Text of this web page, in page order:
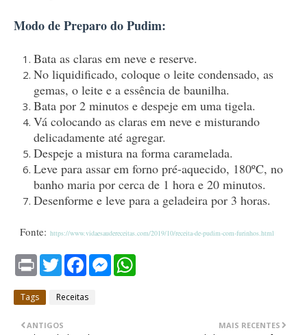
Modo de Preparo do Pudim:
Bata as claras em neve e reserve.
No liquidificado, coloque o leite condensado, as
gemas, o leite e a essência de baunilha.
Bata por 2 minutos e despeje em uma tigela.
Vá colocando as claras em neve e misturando
delicadamente até agregar.
Despeje a mistura na forma caramelada.
Leve para assar em forno pré-aquecido, 180ºC, no
banho maria por cerca de 1 hora e 20 minutos.
Desenforme e leve para a geladeira por 3 horas.
Fonte: https://www.vidaesaudereceitas.com/2019/10/receita-de-pudim-com-furinhos.html
P
n
t
T
w
t
t
r
F
e
b
M
Tags Receitas
MAIS RECENTES
ANTIGOS